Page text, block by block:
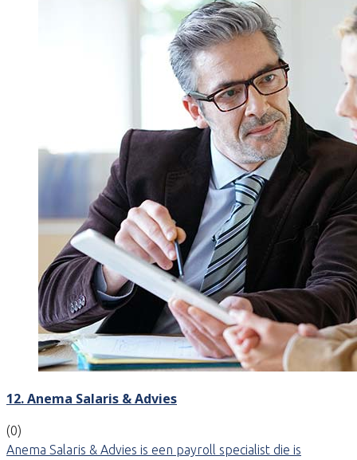
12. Anema Salaris & Advies
(0)
Anema Salaris & Advies is een payroll specialist die is